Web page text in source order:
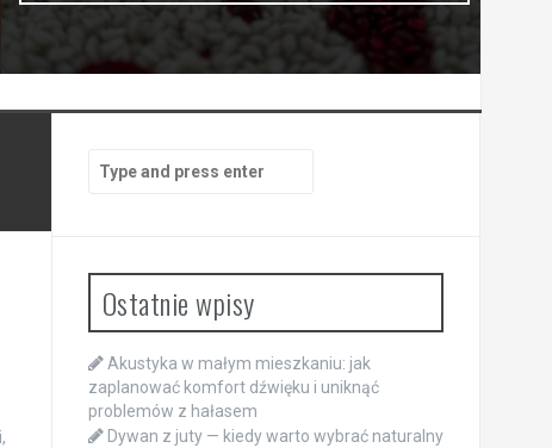
for:
Ostatnie wpisy
Akustyka w małym mieszkaniu: jak
zaplanować komfort dźwięku i uniknąć
problemów z hałasem
Dywan z juty — kiedy warto wybrać naturalny